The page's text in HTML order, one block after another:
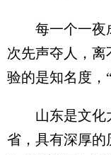
每一个一夜成
次先声夺人，离
验的是知名度，
山东是文化大
省，具有深厚的